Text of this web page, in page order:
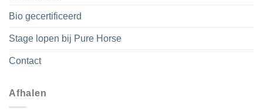
Bio gecertificeerd
Stage lopen bij Pure Horse
Contact
Afhalen